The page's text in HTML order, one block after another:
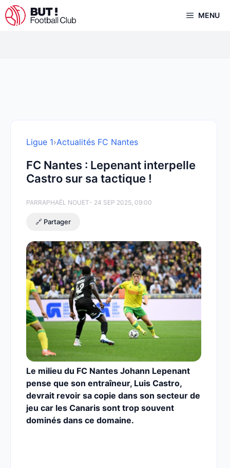
Aller
au
MENU
Ligue 1›Actualités FC Nantes
FC Nantes : Lepenant interpelle
Castro sur sa tactique !
PARRAPHAËL NOUET- 24 SEP 2025, 09:00
🔗 Partager
Le milieu du FC Nantes Johann Lepenant
pense que son entraîneur, Luis Castro,
devrait revoir sa copie dans son secteur de
jeu car les Canaris sont trop souvent
dominés dans ce domaine.